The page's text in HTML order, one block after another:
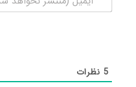
5 نظرات